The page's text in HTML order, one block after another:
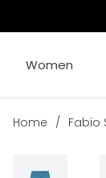
Women
Home / Fabio